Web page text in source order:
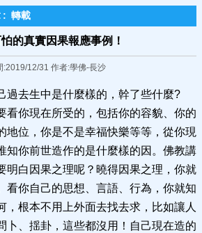
: 轉載
的真實因果報應事例！
:2019/12/31 作者:學佛-長沙
過去生中是什麼樣的，幹了些什麼?
看你現在所受的，包括你的容貌、你的
地位，你是不是幸福快樂等等，從你現
知你前世造作的是什麼樣的因。佛教講
明白因果之理呢？曉得因果之理，你就
看你自己的思想、言語、行為，你就知
，根本不用上外面去找去求，比如讓人
卜、揺卦，這些都沒用！自己現在造的